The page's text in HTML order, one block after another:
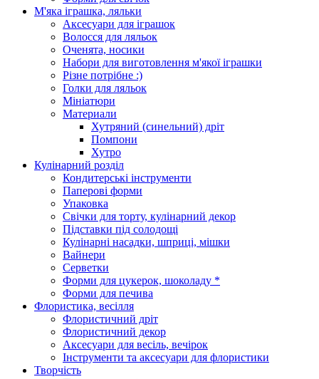
М'яка іграшка, ляльки
Аксесуари для іграшок
Волосся для ляльок
Оченята, носики
Набори для виготовлення м'якої іграшки
Різне потрібне :)
Голки для ляльок
Мініатюри
Материали
Хутряний (синельний) дріт
Помпони
Хутро
Кулінарний розділ
Кондитерські інструменти
Паперові форми
Упаковка
Свічки для торту, кулінарний декор
Підставки під солодощі
Кулінарні насадки, шприці, мішки
Вайнери
Серветки
Форми для цукерок, шоколаду *
Форми для печива
Флористика, весілля
Флористичний дріт
Флористичний декор
Аксесуари для весіль, вечірок
Інструменти та аксесуари для флористики
Творчість